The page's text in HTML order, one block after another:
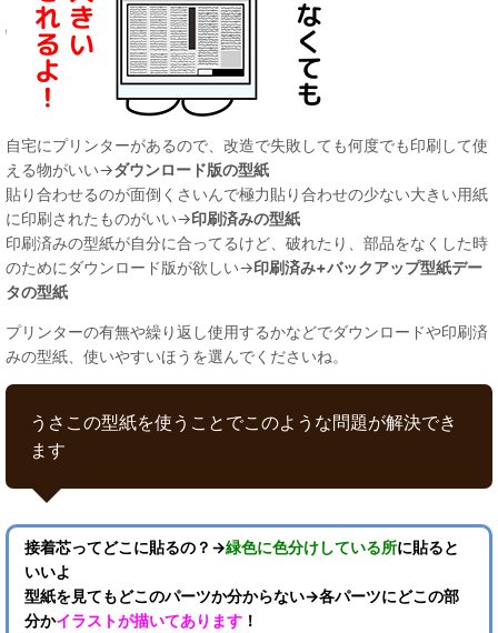
自宅にプリンターがあるので、改造で失敗しても何度でも印刷して使
える物がいい→ダウンロード版の型紙
貼り合わせるのが面倒くさいんで極力貼り合わせの少ない大きい用紙
に印刷されたものがいい→印刷済みの型紙
印刷済みの型紙が自分に合ってるけど、破れたり、部品をなくした時
のためにダウンロード版が欲しい→印刷済み+バックアップ型紙デー
タの型紙
プリンターの有無や繰り返し使用するかなどでダウンロードや印刷済
みの型紙、使いやすいほうを選んでくださいね。
うさこの型紙を使うことでこのような問題が解決でき
ます
接着芯ってどこに貼るの？→緑色に色分けしている所に貼ると
いいよ
型紙を見てもどこのパーツか分からない→各パーツにどこの部
分かイラストが描いてあります ！